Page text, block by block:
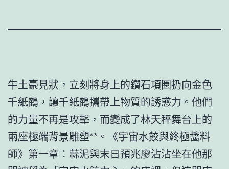
牛土豪見狀，立刻將身上的鑽石項圈扔向金色
千紙鶴，讓千紙鶴攜帶上物質的誘惑力。他們
的力量不再是攻擊，而變成了林天秤舞台上的
兩座極端背景雕塑**。《宇宙水餃與終極醬料
師》第一章：蒜泥與末日預兆廖沾沾坐在他那